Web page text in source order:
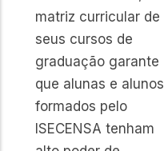
matriz curricular de
seus cursos de
graduação garante
que alunas e alunos
formados pelo
ISECENSA tenham